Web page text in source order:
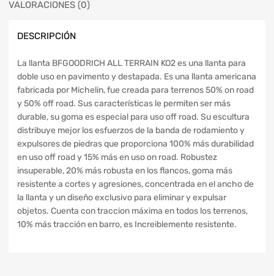
VALORACIONES (0)
DESCRIPCIÓN
La llanta BFGOODRICH ALL TERRAIN KO2 es una llanta para
doble uso en pavimento y destapada. Es una llanta americana
fabricada por Michelin, fue creada para terrenos 50% on road
y 50% off road. Sus características le permiten ser más
durable, su goma es especial para uso off road. Su escultura
distribuye mejor los esfuerzos de la banda de rodamiento y
expulsores de piedras que proporciona 100% más durabilidad
en uso off road y 15% más en uso on road. Robustez
insuperable, 20% más robusta en los flancos, goma más
resistente a cortes y agresiones, concentrada en el ancho de
la llanta y un diseño exclusivo para eliminar y expulsar
objetos. Cuenta con traccion máxima en todos los terrenos,
10% más tracción en barro, es Increiblemente resistente.